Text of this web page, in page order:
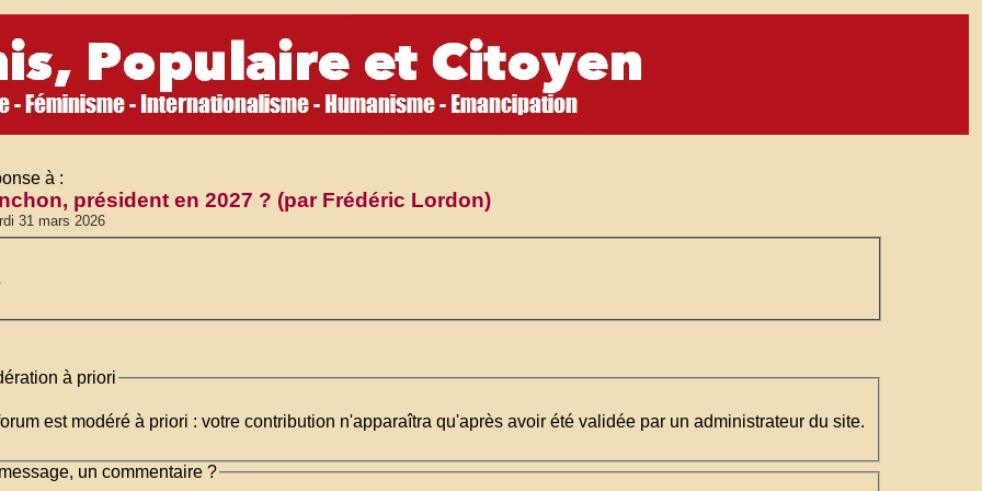
à :
président en 2027 ? (par Frédéric Lordon)
31 mars 2026
à priori
est modéré à priori : votre contribution n'apparaîtra qu'après avoir été validée par un administrateur du site.
un commentaire ?